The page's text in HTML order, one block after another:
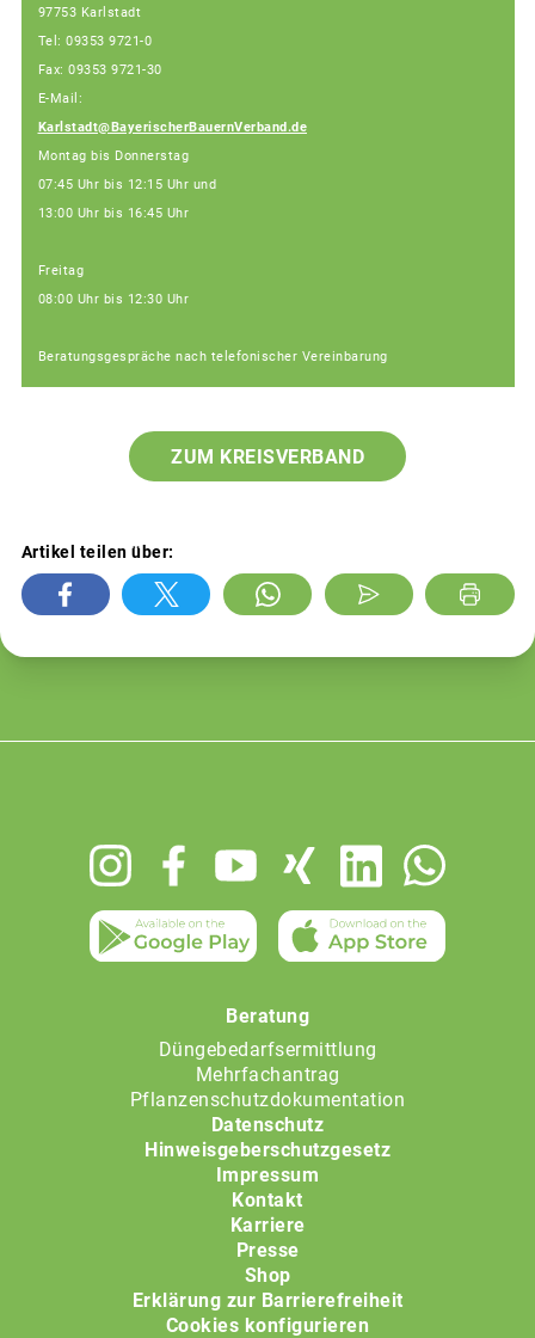
97753 Karlstadt
Tel: 09353 9721-0
Fax: 09353 9721-30
E-Mail:
Karlstadt@BayerischerBauernVerband.de
Montag bis Donnerstag
07:45 Uhr bis 12:15 Uhr und
13:00 Uhr bis 16:45 Uhr
Freitag
08:00 Uhr bis 12:30 Uhr
Beratungsgespräche nach telefonischer Vereinbarung
ZUM KREISVERBAND
Artikel teilen über:
Beratung
Düngebedarfsermittlung
Mehrfachantrag
Pflanzenschutzdokumentation
Datenschutz
Hinweisgeberschutzgesetz
Impressum
Kontakt
Karriere
Presse
Shop
Erklärung zur Barrierefreiheit
Cookies konfigurieren